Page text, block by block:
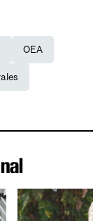
OEA